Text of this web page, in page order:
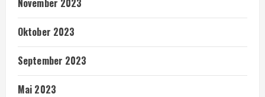
November 2023
Oktober 2023
September 2023
Mai 2023